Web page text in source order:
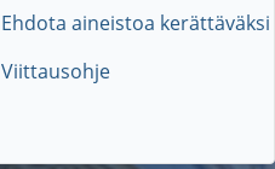
Ehdota aineistoa kerättäväksi
Viittausohje